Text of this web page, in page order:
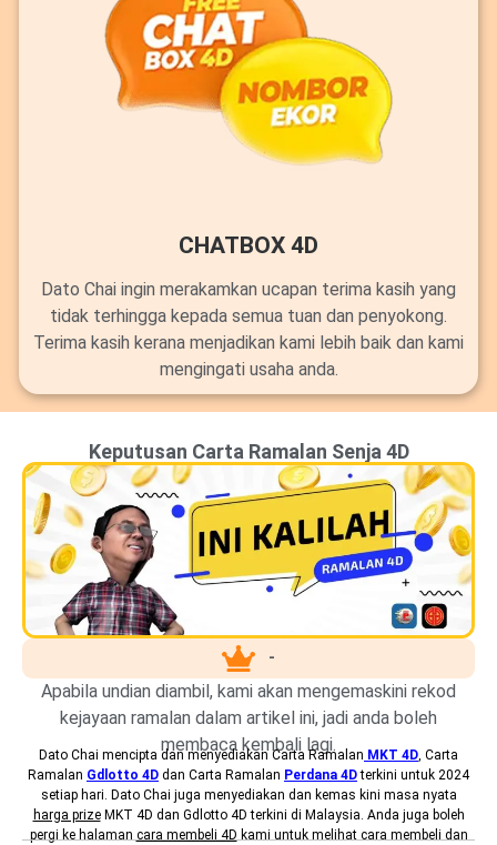
CHATBOX 4D
Dato Chai ingin merakamkan ucapan terima kasih yang
tidak terhingga kepada semua tuan dan penyokong.
Terima kasih kerana menjadikan kami lebih baik dan kami
mengingati usaha anda.
Keputusan Carta Ramalan Senja 4D
-
Apabila undian diambil, kami akan mengemaskini rekod
kejayaan ramalan dalam artikel ini, jadi anda boleh
membaca kembali lagi.
Dato Chai mencipta dan menyediakan Carta Ramalan MKT 4D , Carta
Ramalan Gdlotto 4D dan Carta Ramalan Perdana 4Dterkini untuk 2024
setiap hari. Dato Chai juga menyediakan dan kemas kini masa nyata
harga prizeMKT 4D dan Gdlotto 4D terkini di Malaysia. Anda juga boleh
pergi ke halaman cara membeli 4D kami untuk melihat cara membeli dan